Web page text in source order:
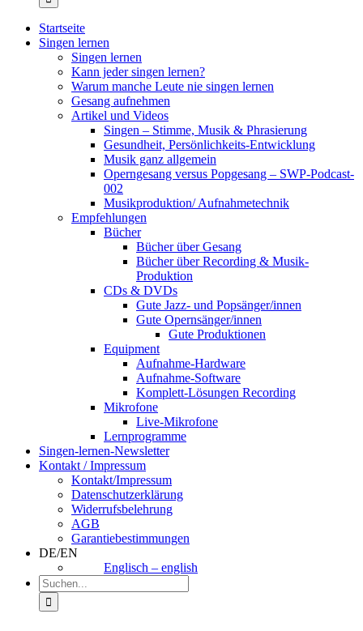
Startseite
Singen lernen
Singen lernen
Kann jeder singen lernen?
Warum manche Leute nie singen lernen
Gesang aufnehmen
Artikel und Videos
Singen – Stimme, Musik & Phrasierung
Gesundheit, Persönlichkeits-Entwicklung
Musik ganz allgemein
Operngesang versus Popgesang – SWP-Podcast-
002
Musikproduktion/ Aufnahmetechnik
Empfehlungen
Bücher
Bücher über Gesang
Bücher über Recording & Musik-
Produktion
CDs & DVDs
Gute Jazz- und Popsänger/innen
Gute Opernsänger/innen
Gute Produktionen
Equipment
Aufnahme-Hardware
Aufnahme-Software
Komplett-Lösungen Recording
Mikrofone
Live-Mikrofone
Lernprogramme
Singen-lernen-Newsletter
Kontakt / Impressum
Kontakt/Impressum
Datenschutzerklärung
Widerrufsbelehrung
AGB
Garantiebestimmungen
DE/EN
Englisch – english
Suche
nach: